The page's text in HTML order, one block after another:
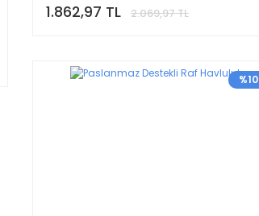
1.862,97 TL 2.069,97 TL
%10